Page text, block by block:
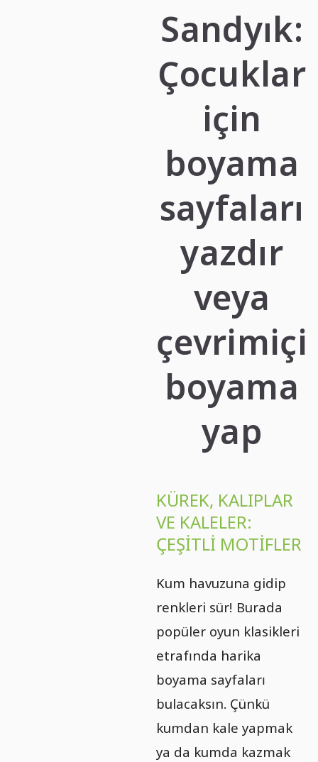
Sandyık:
Çocuklar
için
boyama
sayfaları
yazdır
veya
çevrimiçi
boyama
yap
KÜREK, KALIPLAR
VE KALELER:
ÇEŞITLI MOTIFLER
Kum havuzuna gidip
renkleri sür! Burada
popüler oyun klasikleri
etrafında harika
boyama sayfaları
bulacaksın. Çünkü
kumdan kale yapmak
ya da kumda kazmak